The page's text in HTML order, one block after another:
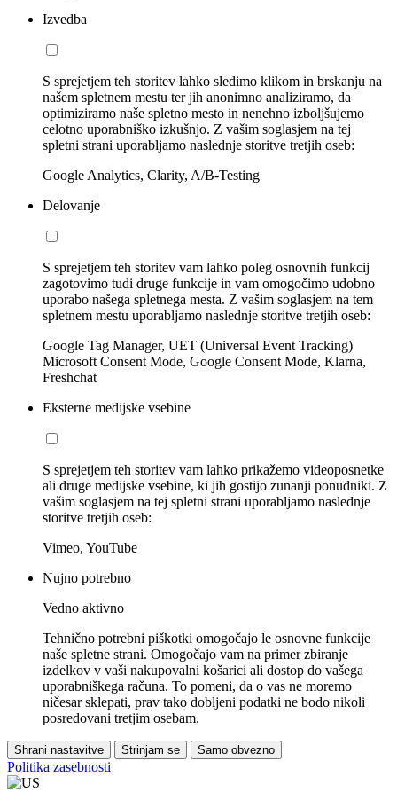
Izvedba
S sprejetjem teh storitev lahko sledimo klikom in brskanju na
našem spletnem mestu ter jih anonimno analiziramo, da
optimiziramo naše spletno mesto in nenehno izboljšujemo
celotno uporabniško izkušnjo. Z vašim soglasjem na tej
spletni strani uporabljamo naslednje storitve tretjih oseb:
Google Analytics, Clarity, A/B-Testing
Delovanje
S sprejetjem teh storitev vam lahko poleg osnovnih funkcij
zagotovimo tudi druge funkcije in vam omogočimo udobno
uporabo našega spletnega mesta. Z vašim soglasjem na tem
spletnem mestu uporabljamo naslednje storitve tretjih oseb:
Google Tag Manager, UET (Universal Event Tracking)
Microsoft Consent Mode, Google Consent Mode, Klarna,
Freshchat
Eksterne medijske vsebine
S sprejetjem teh storitev vam lahko prikažemo videoposnetke
ali druge medijske vsebine, ki jih gostijo zunanji ponudniki. Z
vašim soglasjem na tej spletni strani uporabljamo naslednje
storitve tretjih oseb:
Vimeo, YouTube
Nujno potrebno
Vedno aktivno
Tehnično potrebni piškotki omogočajo le osnovne funkcije
naše spletne strani. Omogočajo vam na primer zbiranje
izdelkov v vaši nakupovalni košarici ali dostop do vašega
uporabniškega računa. To pomeni, da o vas ne moremo
ničesar sklepati, prav tako dobljeni podatki ne bodo nikoli
posredovani tretjim osebam.
Shrani nastavitve Strinjam se Samo obvezno
Politika zasebnosti